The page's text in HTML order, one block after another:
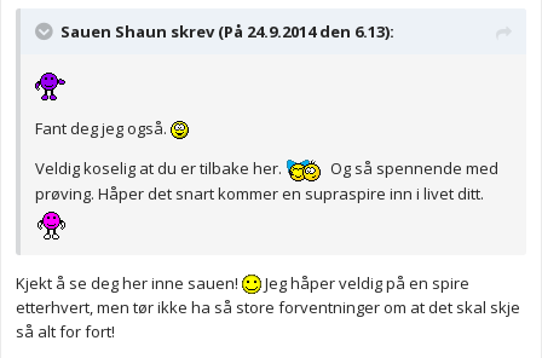
Sauen Shaun skrev (På 24.9.2014 den 6.13):
Fant deg jeg også.
Veldig koselig at du er tilbake her.
Og så spennende med
prøving. Håper det snart kommer en supraspire inn i livet ditt.
Kjekt å se deg her inne sauen!
Jeg håper veldig på en spire
etterhvert, men tør ikke ha så store forventninger om at det skal skje
så alt for fort!